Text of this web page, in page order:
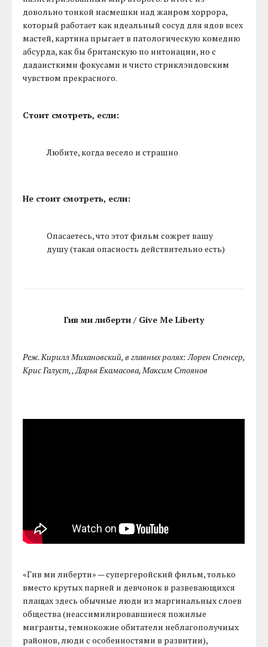
довольно тонкой насмешки над жанром хоррора,
который работает как идеальный сосуд для ядов всех
мастей, картина прыгает в патологическую комедию
абсурда, как бы британскую по интонации, но с
дадаисткими фокусами и чисто стриклэндовским
чувством прекрасного.
Стоит смотреть, если:
Любите, когда весело и страшно
Не стоит смотреть, если:
Опасаетесь, что этот фильм сожрет вашу
душу (такая опасность действительно есть)
Гив ми либерти / Give Me Liberty
Реж. Кирилл Михановский, в главных ролях: Лорен Спенсер,
Крис Галуст, , Дарья Екамасова, Максим Стоянов
«Гив ми либерти» — супергеройский фильм, только
вместо крутых парней и девчонок в развевающихся
плащах здесь обычные люди из маргинальных слоев
общества (неассимилировавшиеся пожилые
мигранты, темнокожие обитатели неблагополучных
районов, люди с особенностями в развитии),